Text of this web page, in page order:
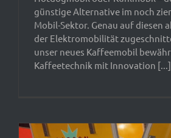
günstige Alternative im noch
Mobil-Sektor. Genau auf diesen
der Elektromobilität
unser neues Kaffeemobil
Kaffeetechnik mit Innovation [...]